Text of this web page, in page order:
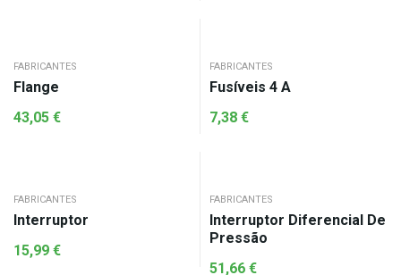
FABRICANTES
Flange
43,05 €
FABRICANTES
Fusíveis 4 A
7,38 €
FABRICANTES
Interruptor
15,99 €
FABRICANTES
Interruptor Diferencial De
Pressão
51,66 €